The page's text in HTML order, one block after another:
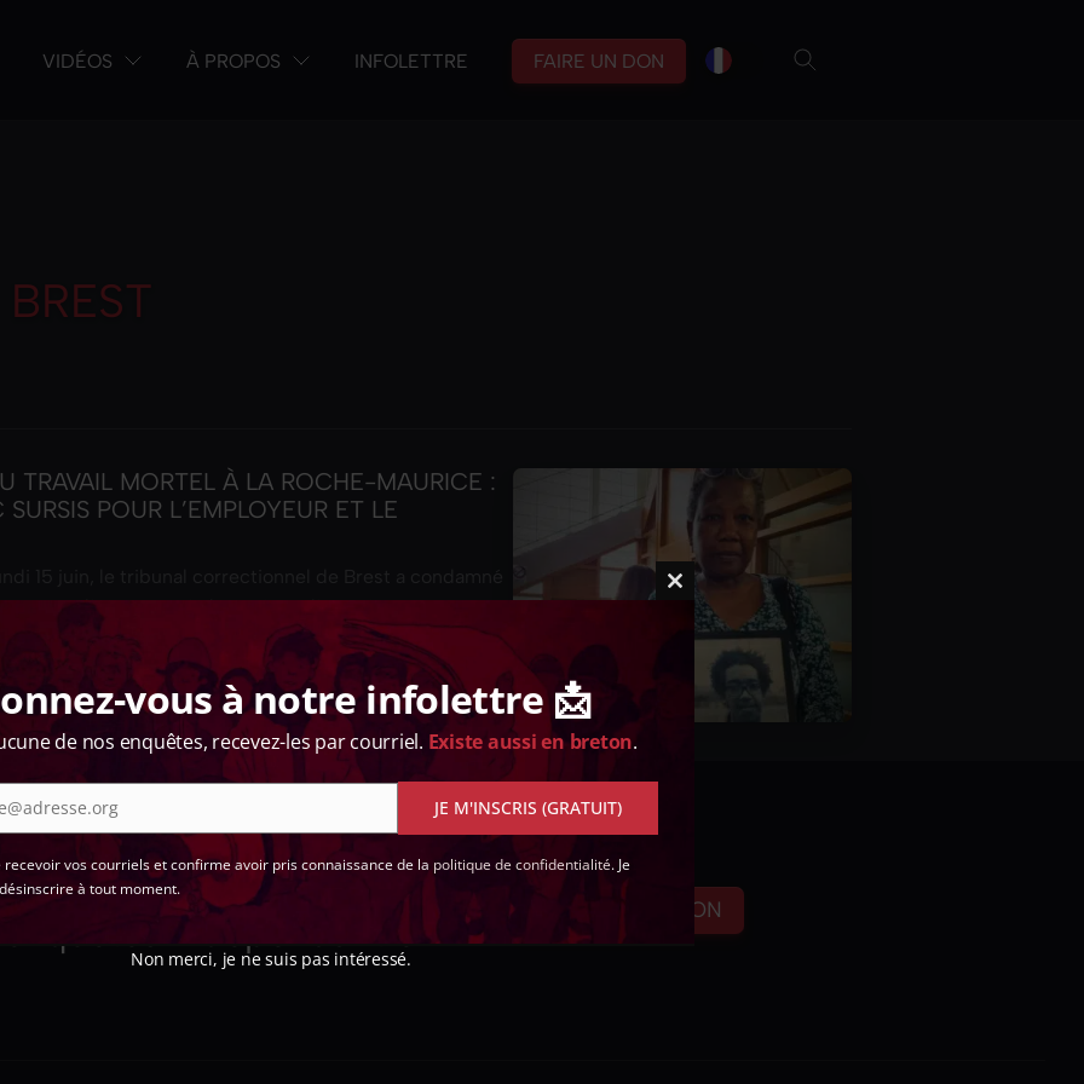
VIDÉOS À PROPOS INFOLETTRE FAIRE UN DON br
TRAVAIL MORTEL À LA ROCHE-MAURICE :
SURSIS POUR L’EMPLOYEUR ET LE
patron d’un garage à des peines d’emprisonnement
poursuivis pour…
!
indépendant en
FAIRE UN DON
Close
this
module
vous à notre infolettre 📩
de nos enquêtes, recevez-les par courriel. Existe aussi en breton.
JE M'INSCRIS (GRATUIT)
recevoir vos courriels et confirme avoir pris connaissance de la politique de confidentialité. Je
à tout moment.
Non merci, je ne suis pas intéressé.